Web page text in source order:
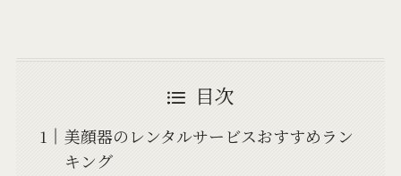
目次
美顔器のレンタルサービスおすすめラン
キング